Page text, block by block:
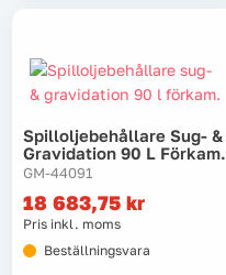
Spilloljebehållare Sug- &
Gravidation 90 L Förkam.
GM-44091
18 683,75 kr
Pris inkl. moms
Beställningsvara